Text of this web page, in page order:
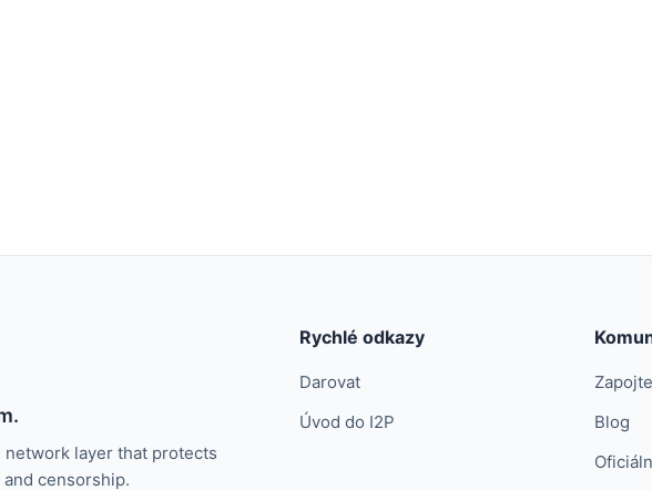
layer that protects
censorship.
Rychlé odkazy
Darovat
Úvod do I2P
Blog